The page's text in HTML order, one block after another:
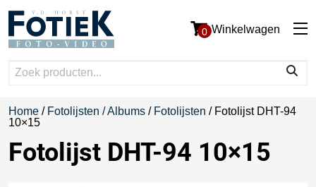
0 Winkelwagen
Home / Fotolijsten / Albums / Fotolijsten / Fotolijst DHT-94
10×15
Fotolijst DHT-94 10×15